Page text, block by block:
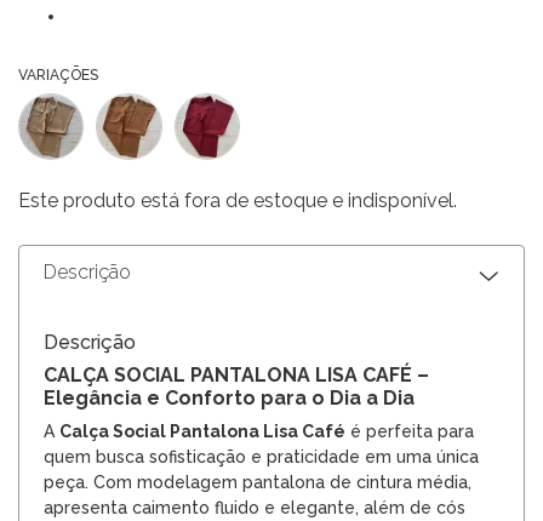
VARIAÇÕES
Este produto está fora de estoque e indisponível.
Descrição
Descrição
CALÇA SOCIAL PANTALONA LISA CAFÉ –
Elegância e Conforto para o Dia a Dia
A Calça Social Pantalona Lisa Café é perfeita para
quem busca sofisticação e praticidade em uma única
peça. Com modelagem pantalona de cintura média,
apresenta caimento fluido e elegante, além de cós